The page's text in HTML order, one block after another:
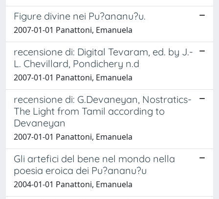
Figure divine nei Pu?ananu?u.
2007-01-01 Panattoni, Emanuela
recensione di: Digital Tevaram, ed. by J.-
L. Chevillard, Pondichery n.d
2007-01-01 Panattoni, Emanuela
recensione di: G.Devaneyan, Nostratics-
The Light from Tamil according to
Devaneyan
2007-01-01 Panattoni, Emanuela
Gli artefici del bene nel mondo nella
poesia eroica dei Pu?ananu?u
2004-01-01 Panattoni, Emanuela